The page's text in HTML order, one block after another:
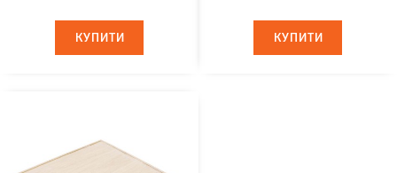
КУПИТИ
КУПИТИ КУПИТИ
КУПИТИ